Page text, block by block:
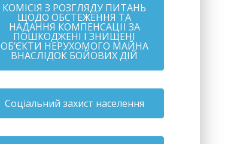
КОМІСІЯ З РОЗГЛЯДУ ПИТАНЬ
ЩОДО ОБСТЕЖЕННЯ ТА
НАДАННЯ КОМПЕНСАЦІЇ ЗА
ПОШКОДЖЕНІ І ЗНИЩЕНІ
ОБ’ЄКТИ НЕРУХОМОГО МАЙНА
ВНАСЛІДОК БОЙОВИХ ДІЙ
Соціальний захист населення